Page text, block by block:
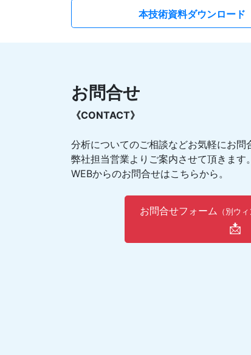
本技術資料ダウンロード
お問合せ
《CONTACT》
分析についてのご相談などお気軽にお問
弊社担当営業よりご案内させて頂きます。
WEBからのお問合せはこちらから。
お問合せフォーム （別ウ
📩